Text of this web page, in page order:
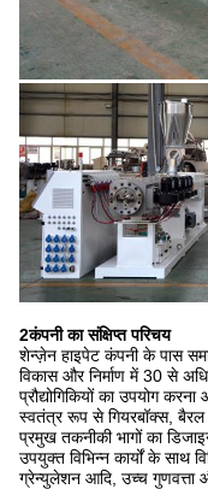
2कंपनी का संक्षिप्त परिचय
शेन्ज़ेन हाइपेट कंपनी के पास
विकास और निर्माण में 30 से
प्रौद्योगिकियों का उपयोग
स्वतंत्र रूप से गियरबॉक्स,
प्रमुख तकनीकी भागों का
उपयुक्त विभिन्न कार्यों के साथ
ग्रेन्युलेशन आदि, उच्च गुणवत्ता